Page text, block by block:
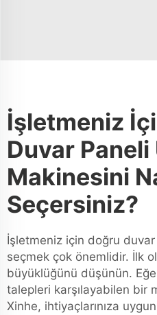
İşletmeniz
Duvar Paneli
Makinesini
Seçersiniz?
İşletmeniz için doğru
seçmek çok önemlidir. İlk
büyüklüğünü düşünün.
talepleri karşılayabilen bir
Xinhe, ihtiyaçlarınıza